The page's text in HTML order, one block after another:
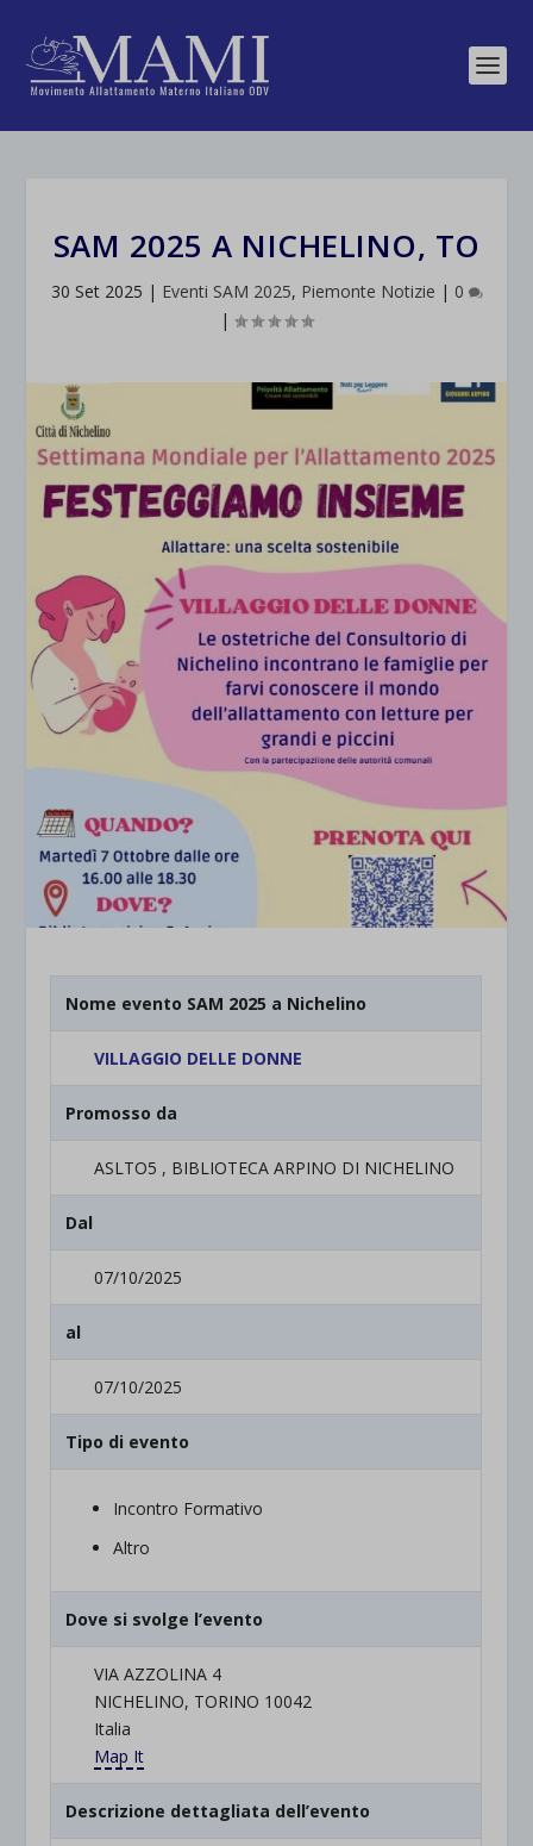
SAM 2025 A NICHELINO, TO
30 Set 2025 | Eventi SAM 2025, Piemonte Notizie | 0
|
Nome evento SAM 2025 a Nichelino
VILLAGGIO DELLE DONNE
Promosso da
ASLTO5 , BIBLIOTECA ARPINO DI NICHELINO
Dal
07/10/2025
al
07/10/2025
Tipo di evento
Incontro Formativo
Altro
Dove si svolge l’evento
VIA AZZOLINA 4
NICHELINO, TORINO 10042
Italia
Map It
Descrizione dettagliata dell’evento